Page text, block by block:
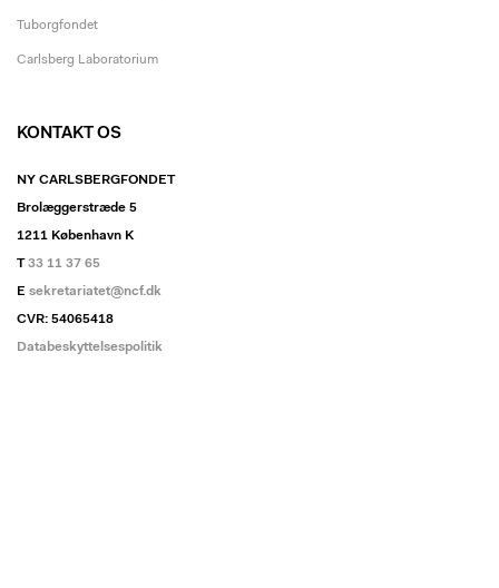
Tuborgfondet
Carlsberg Laboratorium
KONTAKT OS
NY CARLSBERGFONDET
Brolæggerstræde 5
1211 København K
T33 11 37 65
E sekretariatet@ncf.dk
CVR: 54065418
Databeskyttelsespolitik